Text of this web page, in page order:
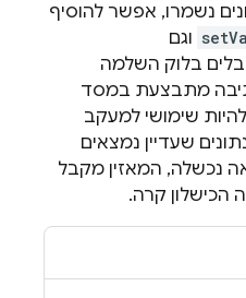
נשמרו, אפשר להוסיף
וגם
בלוק השלמה
מתבצעת במסד
שימושי למעקב
שעדיין נמצאים
נכשלה, המאזין מקבל
הכישלון קרה.